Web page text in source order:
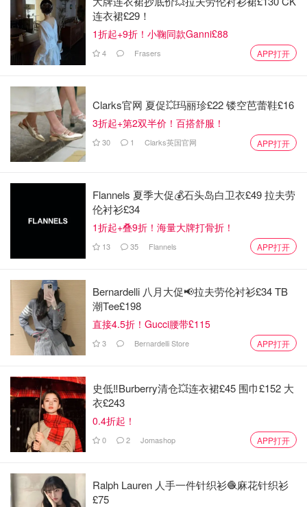
再放入一些泡椒汁，一般会放4勺左右，可以根据口味调整
连衣裙£29！
1折起+9折！小鞠同款Ganni£88
4 Frasers APP打开
Clarks官网 夏促💥玛丽珍£22 镂空芭蕾鞋£16
3折起+第2双半价！百搭舒服！
30 1 Clarks英国官网 APP打开
Flannels 夏季大促💰石头岛白卫衣£49 拉夫劳
伦衬衫£34
1折起+叠9折！海量大牌打骨折！
13 35 Flannels APP打开
Bernardelli 八月大促📢拉夫劳伦衬衫£34 TB
潮Tee£198
直接4.5折！Gucci腰带£115
3 Bernardelli Store APP打开
史低‼️Burberry清仓💥连衣裙£45 围巾£152 大
衣£243
0.4折起！
0 2 Jomashop APP打开
Ralph Lauren 人手一件针织衫🧶麻花针织衫
£75